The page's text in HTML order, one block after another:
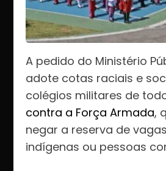
A pedido do Ministério
adote cotas raciais e
colégios militares de
contra a Força Armada,
negar a reserva de
indígenas ou pessoas